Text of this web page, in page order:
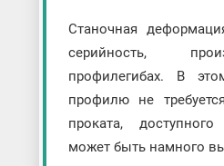
Станочная
серийность,
профилегибах. В
профилю не
проката,
может быть намного